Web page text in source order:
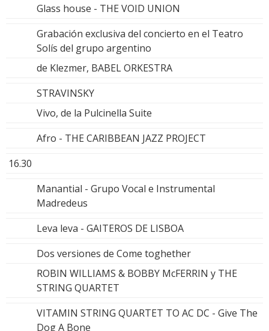
Glass house - THE VOID UNION
Grabación exclusiva del concierto en el Teatro
Solís del grupo argentino
de Klezmer, BABEL ORKESTRA
STRAVINSKY
Vivo, de la Pulcinella Suite
Afro - THE CARIBBEAN JAZZ PROJECT
16.30
Manantial - Grupo Vocal e Instrumental
Madredeus
Leva leva - GAITEROS DE LISBOA
Dos versiones de Come toghether
ROBIN WILLIAMS & BOBBY McFERRIN y THE
STRING QUARTET
VITAMIN STRING QUARTET TO AC DC - Give The
Dog A Bone